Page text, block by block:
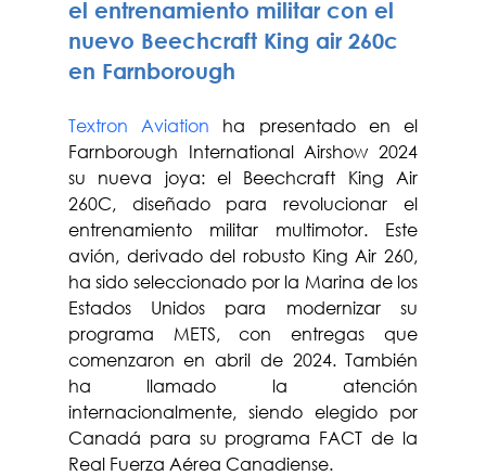
el entrenamiento militar con el
nuevo Beechcraft King air 260c
en Farnborough
Textron Aviation
ha presentado en el
Farnborough International Airshow 2024
su nueva joya: el Beechcraft King Air
260C, diseñado para revolucionar el
entrenamiento militar multimotor. Este
avión, derivado del robusto King Air 260,
ha sido seleccionado por la Marina de los
Estados Unidos para modernizar su
programa METS, con entregas que
comenzaron en abril de 2024. También
ha llamado la atención
internacionalmente, siendo elegido por
Canadá para su programa FACT de la
Real Fuerza Aérea Canadiense.